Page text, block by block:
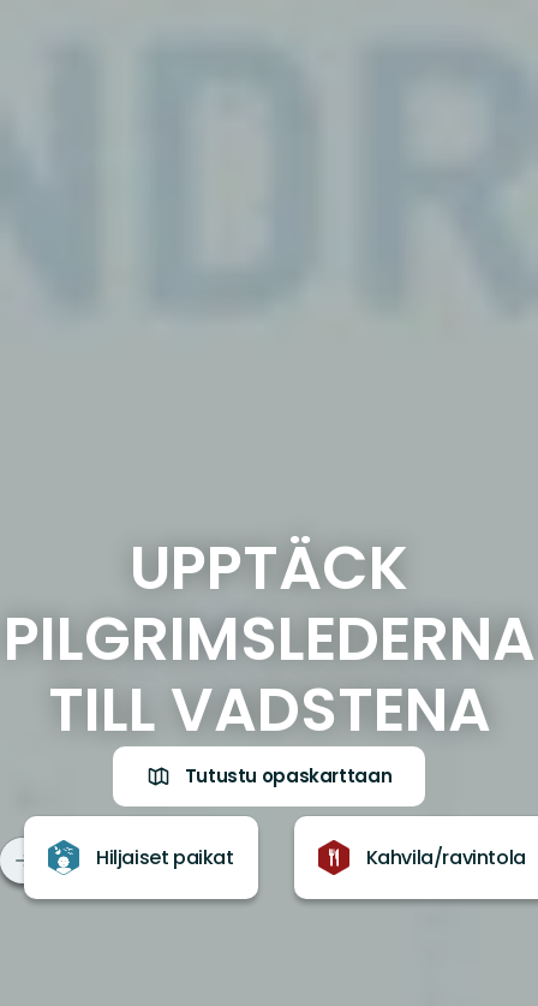
UPPTÄCK
PILGRIMSLEDERNA
TILL VADSTENA
Tutustu opaskarttaan
Hiljaiset paikat Kahvila/ravintola